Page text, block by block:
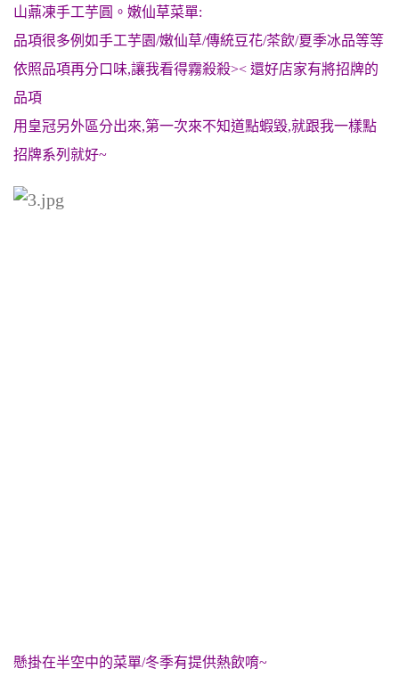
山薡凍手工芋圓。嫩仙草菜單:
品項很多例如手工芋園/嫩仙草/傳統豆花/茶飲/夏季冰品等等
依照品項再分口味,讓我看得霧殺殺>< 還好店家有將招牌的
品項
用皇冠另外區分出來,第一次來不知道點蝦毀,就跟我一樣點
招牌系列就好~
懸掛在半空中的菜單/冬季有提供熱飲唷~